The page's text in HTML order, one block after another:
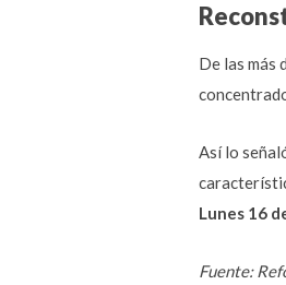
De las más
Así lo
Lunes 16
Fuente: